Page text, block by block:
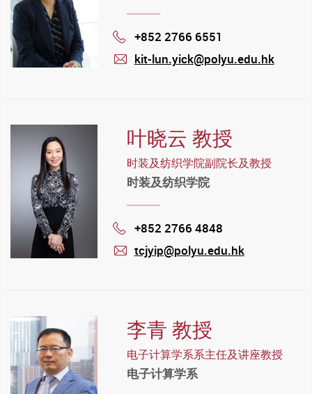
Phone
+852 2766 6551
kit-lun.yick@polyu.edu.hk
叶晓云 教授
时装及纺织学院副院长及教授
时装及纺织学院
Phone
+852 2766 4848
tcjyip@polyu.edu.hk
李青 教授
电子计算学系系主任及讲座教授
电子计算学系